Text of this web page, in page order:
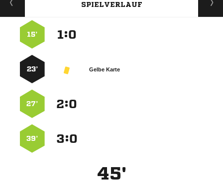
SPIELVERLAUF
:
15’
Gelbe Karte
23’
:
27’
:
39’
45'